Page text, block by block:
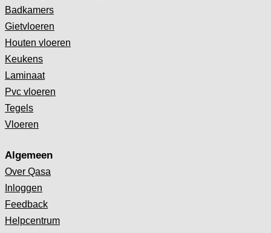
Badkamers
Gietvloeren
Houten vloeren
Keukens
Laminaat
Pvc vloeren
Tegels
Vloeren
Algemeen
Over Qasa
Inloggen
Feedback
Helpcentrum